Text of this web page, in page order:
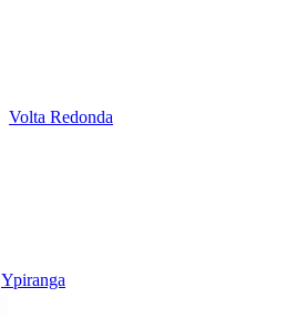
Volta Redonda
Ypiranga